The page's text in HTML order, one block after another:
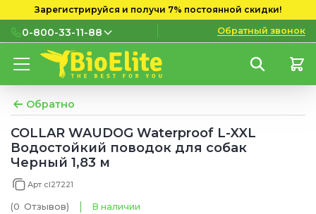
Зарегистрируйся и получи 7% постоянной скидки!
0-800-33-11-88
0-800-33-11-88
мобильных номеров
(097) 133 11 88
(095) 133 11 88
(073) 133 11 88
Обратный звонок
Обратно
COLLAR WAUDOG Waterproof L-XXL
Водостойкий поводок для собак
Черный 1,83 м
Арт cl27221
(0 Отзывов) В наличии